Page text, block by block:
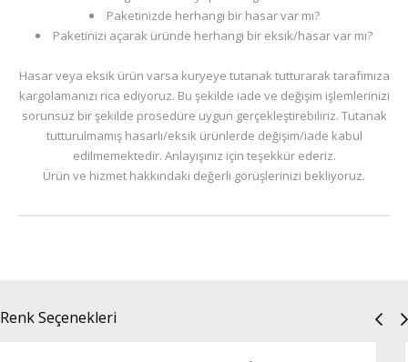
Paketinizde herhangi bir hasar var mı?
Paketinizi açarak üründe herhangi bir eksik/hasar var mı?
Hasar veya eksik ürün varsa kuryeye tutanak tutturarak tarafımıza
kargolamanızı rica ediyoruz. Bu şekilde iade ve değişim işlemlerinizi
sorunsuz bir şekilde prosedüre uygun gerçekleştirebiliriz. Tutanak
tutturulmamış hasarlı/eksik ürünlerde değişim/iade kabul
edilmemektedir. Anlayışınız için teşekkür ederiz.
Ürün ve hizmet hakkındaki değerli görüşlerinizi bekliyoruz.
Renk Seçenekleri